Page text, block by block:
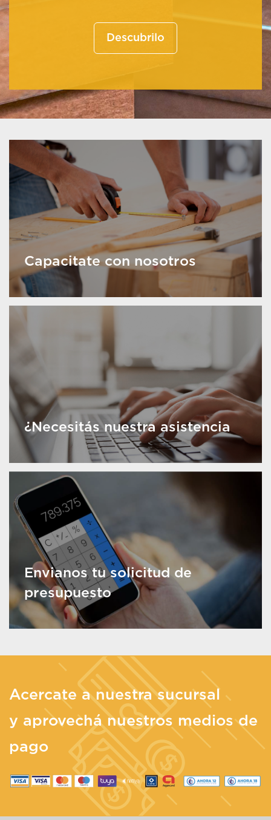
Descubrilo
Capacitate con nosotros
¿Necesitás nuestra asistencia
Envianos tu solicitud de
presupuesto
Acercate a nuestra sucursal
y aprovechá nuestros medios de
pago